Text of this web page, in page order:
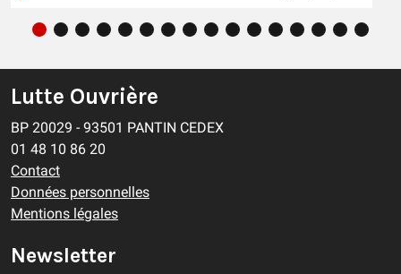
Lutte Ouvrière
BP 20029 - 93501 PANTIN CEDEX
01 48 10 86 20
Contact
Données personnelles
Mentions légales
Newsletter